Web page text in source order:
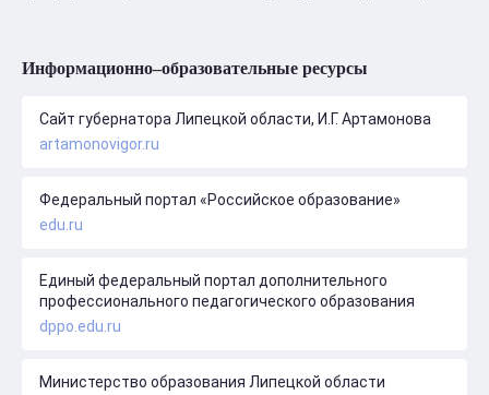
Информационно–образовательные ресурсы
Сайт губернатора Липецкой области, И.Г. Артамонова
artamonovigor.ru
Федеральный портал «Российское образование»
edu.ru
Единый федеральный портал дополнительного
профессионального педагогического образования
dppo.edu.ru
Министерство образования Липецкой области